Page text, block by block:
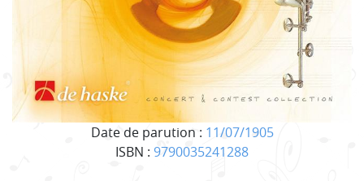
Date de parution : 11/07/1905
ISBN : 9790035241288